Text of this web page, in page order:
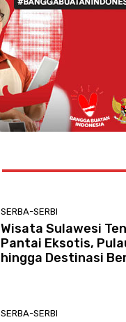
SERBA-SERBI
Wisata Sulawesi
Pantai Eksotis,
hingga Destinasi
SERBA-SERBI